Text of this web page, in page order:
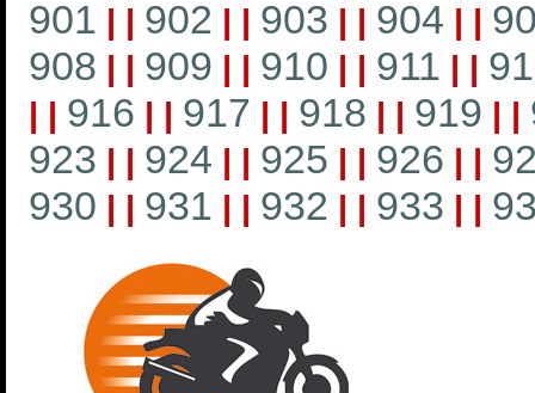
901 | | 902 | | 903 | | 904 | |
908 | | 909 | | 910 | | 911 | |
| | 916 | | 917 | | 918 | | 919 | |
923 | | 924 | | 925 | | 926 | |
930 | | 931 | | 932 | | 933 | |